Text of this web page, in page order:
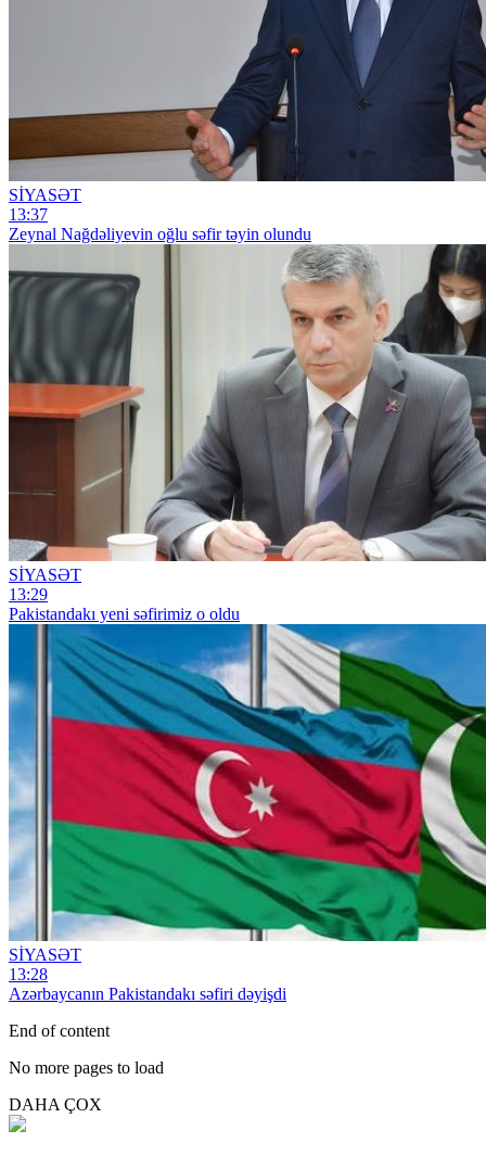
SİYASƏT
13:37
Zeynal Nağdəliyevin oğlu səfir təyin olundu
SİYASƏT
13:29
Pakistandakı yeni səfirimiz o oldu
SİYASƏT
13:28
Azərbaycanın Pakistandakı səfiri dəyişdi
End of content
No more pages to load
DAHA ÇOX